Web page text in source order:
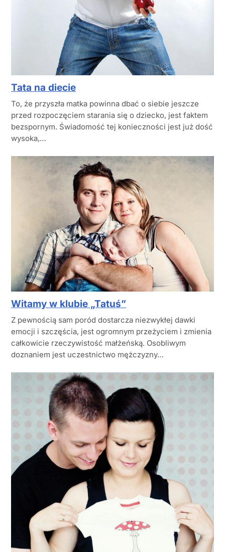
Tata na diecie
To, że przyszła matka powinna dbać o siebie jeszcze
przed rozpoczęciem starania się o dziecko, jest faktem
bezspornym. Świadomość tej konieczności jest już dość
wysoka,…
Witamy w klubie „Tatuś”
Z pewnością sam poród dostarcza niezwykłej dawki
emocji i szczęścia, jest ogromnym przeżyciem i zmienia
całkowicie rzeczywistość małżeńską. Osobliwym
doznaniem jest uczestnictwo mężczyzny…